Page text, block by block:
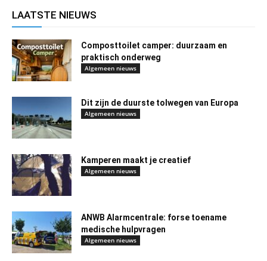
LAATSTE NIEUWS
Composttoilet camper: duurzaam en
praktisch onderweg
Algemeen nieuws
Dit zijn de duurste tolwegen van Europa
Algemeen nieuws
Kamperen maakt je creatief
Algemeen nieuws
ANWB Alarmcentrale: forse toename
medische hulpvragen
Algemeen nieuws